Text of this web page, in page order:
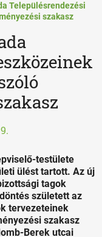
Településrendezési
szakasz
testülete
ülést tartott. Az új
tagok
született az
tervezeteinek
szakasz
Berek utcai